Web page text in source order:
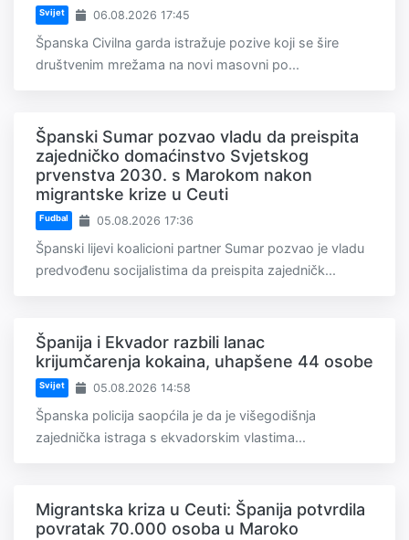
Svijet 06.08.2026 17:45
Španska Civilna garda istražuje pozive koji se šire
društvenim mrežama na novi masovni po...
Španski Sumar pozvao vladu da preispita
zajedničko domaćinstvo Svjetskog
prvenstva 2030. s Marokom nakon
migrantske krize u Ceuti
Fudbal 05.08.2026 17:36
Španski lijevi koalicioni partner Sumar pozvao je vladu
predvođenu socijalistima da preispita zajedničk...
Španija i Ekvador razbili lanac
krijumčarenja kokaina, uhapšene 44 osobe
Svijet 05.08.2026 14:58
Španska policija saopćila je da je višegodišnja
zajednička istraga s ekvadorskim vlastima...
Migrantska kriza u Ceuti: Španija potvrdila
povratak 70.000 osoba u Maroko